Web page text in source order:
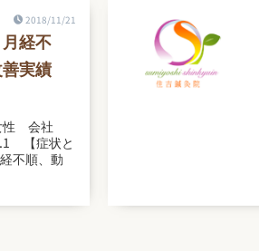
2018/11/21
経不
実績
性 会社
【症状と
不順、動